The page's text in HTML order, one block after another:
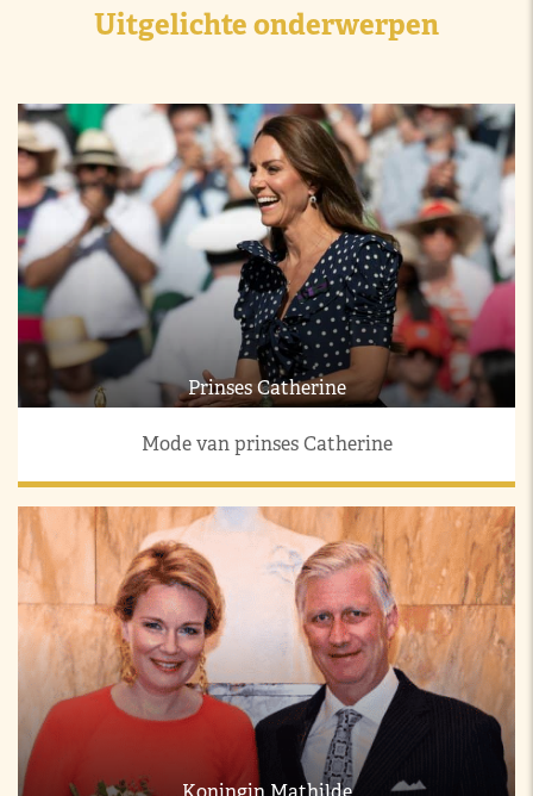
Uitgelichte onderwerpen
Prinses Catherine
Mode van prinses Catherine